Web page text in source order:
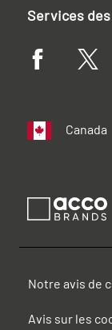
Services
Canada
Notre avis de
Avis sur les